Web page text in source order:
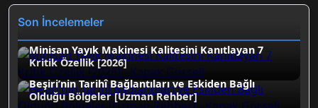
Son İncelemeler
Minisan Yayık Makinesi Kalitesini Kanıtlayan 7
Kritik Özellik [2026]
Beşiri’nin Tarihî Bağlantıları ve Eskiden Bağlı
Olduğu Bölgeler [Uzman Rehber]